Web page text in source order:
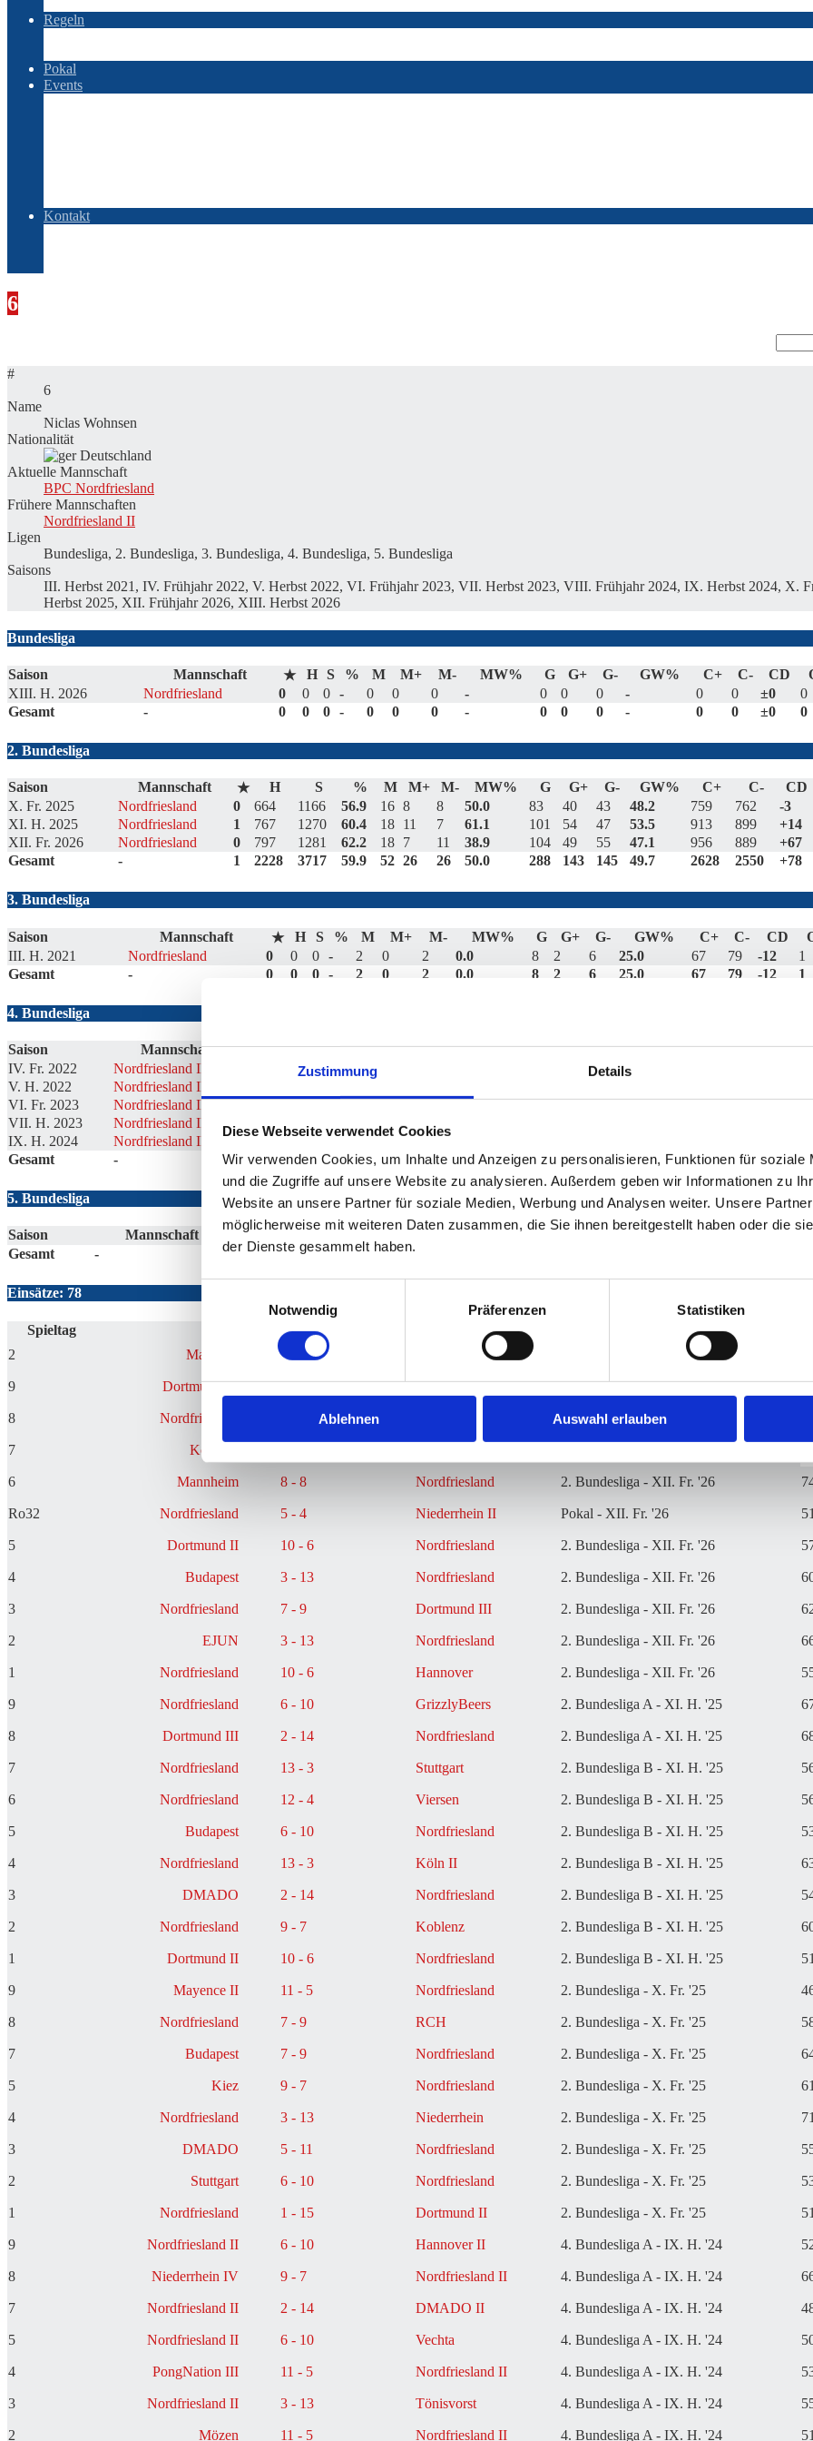
Zustimmung Details
Diese Webseite verwendet Cookies
Wir verwenden Cookies, um Inhalte und Anzeigen zu personalisieren, Funktionen für soziale
und die Zugriffe auf unsere Website zu analysieren. Außerdem geben wir Informationen zu
Website an unsere Partner für soziale Medien, Werbung und Analysen weiter. Unsere
möglicherweise mit weiteren Daten zusammen, die Sie ihnen bereitgestellt haben oder die
der Dienste gesammelt haben.
Einwilligungsauswahl
Notwendig
Präferenzen Statistiken
Ablehnen Auswahl erlauben
Regeln
Pokal
Events
Kontakt
6
#
6
Name
Niclas Wohnsen
Nationalität
Deutschland
Aktuelle Mannschaft
BPC Nordfriesland
Frühere Mannschaften
Nordfriesland II
Ligen
Bundesliga, 2. Bundesliga, 3. Bundesliga, 4. Bundesliga, 5. Bundesliga
Saisons
III. Herbst 2021, IV. Frühjahr 2022, V. Herbst 2022, VI. Frühjahr 2023, VII. Herbst 2023, VIII. Frühjahr 2024, IX. Herbst 2024, X.
Herbst 2025, XII. Frühjahr 2026, XIII. Herbst 2026
Bundesliga
Saison Mannschaft ★ H S % M M+ M- MW% G G+ G- GW% C+ C- CD
XIII. H. 2026
Nordfriesland 0 0 0 - 0 0 0 - 0 0 0 - 0 0 ±0 0
Gesamt
- 0 0 0 - 0 0 0 - 0 0 0 - 0 0 ±0 0
2. Bundesliga
Saison Mannschaft ★ H S % M M+ M- MW% G G+ G- GW% C+ C- CD
X. Fr. 2025
Nordfriesland 0 664 1166 56.9 16 8 8 50.0 83 40 43 48.2 759 762 -3
XI. H. 2025
Nordfriesland 1 767 1270 60.4 18 11 7 61.1 101 54 47 53.5 913 899 +14
XII. Fr. 2026
Nordfriesland 0 797 1281 62.2 18 7 11 38.9 104 49 55 47.1 956 889 +67
Gesamt
- 1 2228 3717 59.9 52 26 26 50.0 288 143 145 49.7 2628 2550 +78
3. Bundesliga
Saison Mannschaft ★ H S % M M+ M- MW% G G+ G- GW% C+ C- CD
III. H. 2021
Nordfriesland 0 0 0 - 2 0 2 0.0 8 2 6 25.0 67 79 -12 1
Gesamt
- 0 0 0 - 2 0 2 0.0 8 2 6 25.0 67 79 -12 1
4. Bundesliga
Saison Mannschaft ★ H S % M M+ M- MW% G G+ G- GW% C+ C- CD
IV. Fr. 2022
Nordfriesland II 695 32.7 35 35.2
V. H. 2022
Nordfriesland II
VI. Fr. 2023
Nordfriesland II 0 427 1206 35.4 18 8 10 44.4 66 31 35 47.0 579 571 +8
VII. H. 2023
Nordfriesland II 460 1136 16
IX. H. 2024
Nordfriesland II 0 400 754 53.1 14 11 3
Gesamt
- 0 1890 4955 38.1 82 35 47 42.7 305 132 173 43.3 2593 2765 -172
5. Bundesliga
Saison Mannschaft ★ H S % M M+ M- MW% G G+ G- GW% C+ C- CD
Gesamt
- -
Einsätze: 78
Spieltag Ergebnisse Liga - Saison
2
Mayence 1 - 0 Nordfriesland Bundesliga - XIII. H. '26
9 Dortmund III 10 - 6 Nordfriesland 2. Bundesliga - XII. Fr. '26
8 Nordfriesland 2. Bundesliga - XII. Fr. '26
7 Koblenz
6 Mannheim 8 - 8 Nordfriesland 2. Bundesliga - XII. Fr. '26
Ro32 Nordfriesland 5 - 4 Niederrhein II Pokal - XII. Fr. '26
5 Dortmund II 10 - 6 Nordfriesland 2. Bundesliga - XII. Fr. '26
4 Budapest 3 - 13 Nordfriesland 2. Bundesliga - XII. Fr. '26
3 Nordfriesland 7 - 9 Dortmund III 2. Bundesliga - XII. Fr. '26
2 EJUN 3 - 13 Nordfriesland 2. Bundesliga - XII. Fr. '26
1 Nordfriesland 10 - 6 Hannover 2. Bundesliga - XII. Fr. '26
9 Nordfriesland 6 - 10 GrizzlyBeers 2. Bundesliga A - XI. H. '25
8 Dortmund III 2 - 14 Nordfriesland 2. Bundesliga A - XI. H. '25
7 Nordfriesland 13 - 3 Stuttgart 2. Bundesliga B - XI. H. '25
6 Nordfriesland 12 - 4 Viersen 2. Bundesliga B - XI. H. '25
5 Budapest 6 - 10 Nordfriesland 2. Bundesliga B - XI. H. '25
4 Nordfriesland 13 - 3 Köln II 2. Bundesliga B - XI. H. '25
3 DMADO 2 - 14 Nordfriesland 2. Bundesliga B - XI. H. '25
2 Nordfriesland 9 - 7 Koblenz 2. Bundesliga B - XI. H. '25
1 Dortmund II 10 - 6 Nordfriesland 2. Bundesliga B - XI. H. '25
9 Mayence II 11 - 5 Nordfriesland 2. Bundesliga - X. Fr. '25
8 Nordfriesland 7 - 9 RCH 2. Bundesliga - X. Fr. '25
7 Budapest 7 - 9 Nordfriesland 2. Bundesliga - X. Fr. '25
5 Kiez 9 - 7 Nordfriesland 2. Bundesliga - X. Fr. '25
4 Nordfriesland 3 - 13 Niederrhein 2. Bundesliga - X. Fr. '25
3 DMADO 5 - 11 Nordfriesland 2. Bundesliga - X. Fr. '25
2 Stuttgart 6 - 10 Nordfriesland 2. Bundesliga - X. Fr. '25
1 Nordfriesland 1 - 15 Dortmund II 2. Bundesliga - X. Fr. '25
9 Nordfriesland II 6 - 10 Hannover II 4. Bundesliga A - IX. H. '24
8 Niederrhein IV 9 - 7 Nordfriesland II 4. Bundesliga A - IX. H. '24
7 Nordfriesland II 2 - 14 DMADO II 4. Bundesliga A - IX. H. '24
5 Nordfriesland II 6 - 10 Vechta 4. Bundesliga A - IX. H. '24
4 PongNation III 11 - 5 Nordfriesland II 4. Bundesliga A - IX. H. '24
3 Nordfriesland II 3 - 13 Tönisvorst 4. Bundesliga A - IX. H. '24
2 Mözen 11 - 5 Nordfriesland II 4. Bundesliga A - IX. H. '24